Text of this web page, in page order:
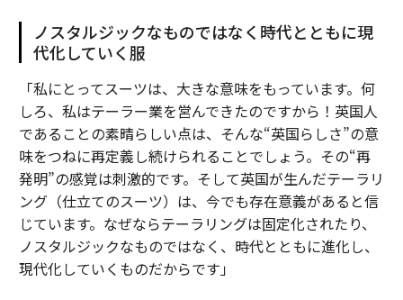
ノスタルジックなものではなく時代とともに現
代化していく服
「私にとってスーツは、大きな意味をもっています。何
しろ、私はテーラー業を営んできたのですから！英国人
であることの素晴らしい点は、そんな“英国らしさ”の意
味をつねに再定義し続けられることでしょう。その“再
発明”の感覚は刺激的です。そして英国が生んだテーラリ
ング（仕立てのスーツ）は、今でも存在意義があると信
じています。なぜならテーラリングは固定化されたり、
ノスタルジックなものではなく、時代とともに進化し、
現代化していくものだからです」